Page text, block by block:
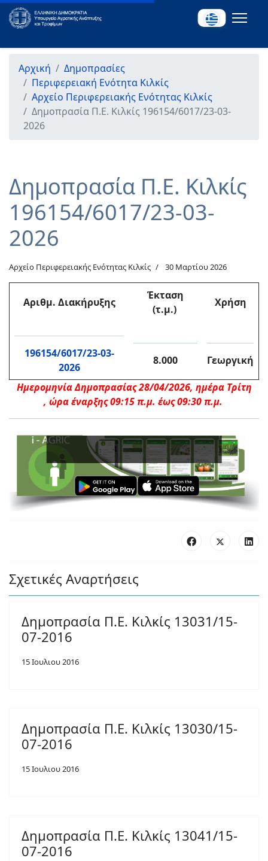
Αρχική
Δημοπρασίες
Περιφερειακή Ενότητα Κιλκίς
Αρχείο Περιφερειακής Ενότητας Κιλκίς
Δημοπρασία Π.Ε. Κιλκίς 196154/6017/23-03-
2026
Δημοπρασία Π.Ε. Κιλκίς
196154/6017/23-03-
2026
Αρχείο Περιφερειακής Ενότητας Κιλκίς 30 Μαρτίου 2026
Αριθμ. Διακήρυξης
Έκταση
(τ.μ.)
Χρήση
196154/6017/23-03-
2026
8.000 Γεωργική
Ημερομηνία Δημοπρασίας 28/04/2026, ημέρα Τρίτη
, ώρα έναρξης 09:15 π.μ. έως 09:30 π.μ.
Σχετικές Αναρτήσεις
Δημοπρασία Π.Ε. Κιλκίς 13031/15-
07-2016
15 Ιουλιου 2016
Δημοπρασία Π.Ε. Κιλκίς 13030/15-
07-2016
15 Ιουλιου 2016
Δημοπρασία Π.Ε. Κιλκίς 13041/15-
07-2016